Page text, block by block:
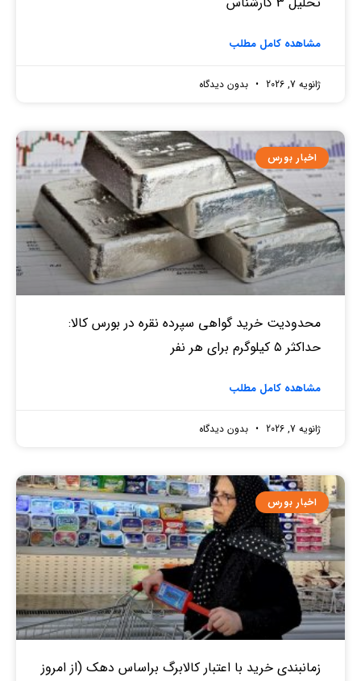
مشاهده کامل مطلب
ژانویه 7, 2026 بدون دیدگاه
اخبار بورس
محدودیت خرید گواهی سپرده نقره در بورس کالا:
حداکثر ۵ کیلوگرم برای هر نفر
مشاهده کامل مطلب
ژانویه 7, 2026 بدون دیدگاه
اخبار بورس
زمانبندی خرید با اعتبار کالابرگ براساس دهک (از امروز